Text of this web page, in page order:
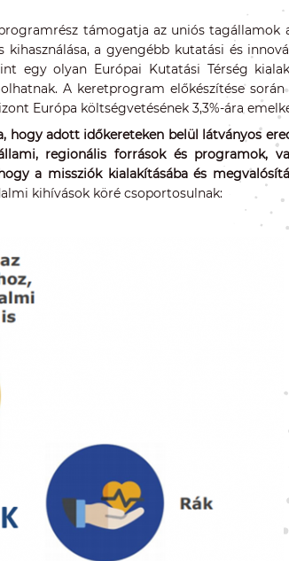
támogatja az uniós tagállamok
a gyengébb kutatási és
egy olyan Európai Kutatási Térség
A keretprogram előkészítése
Európa költségvetésének 3,3%-ára
hogy adott időkereteken belül látványos
regionális források és programok,
a missziók kialakításába és
kihívások köré csoportosulnak: